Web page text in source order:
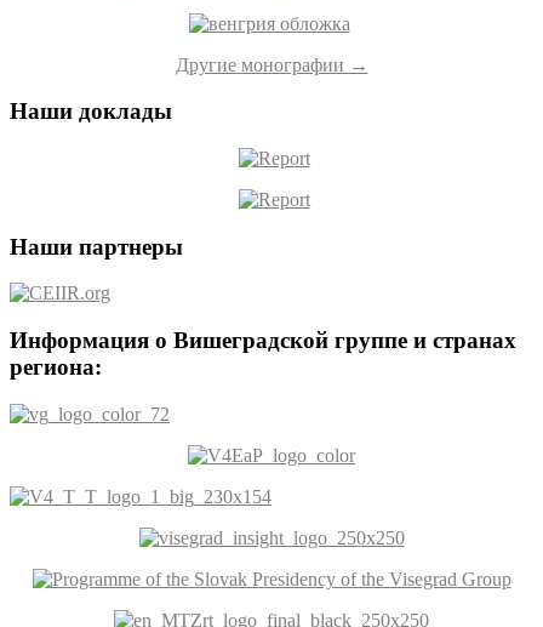
Другие монографии →
Наши доклады
Наши партнеры
Информация о Вишеградской группе и странах
региона: